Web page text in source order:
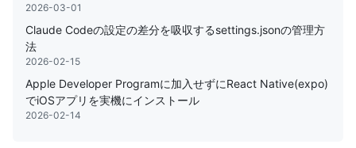
2026-03-01
Claude Codeの設定の差分を吸収するsettings.jsonの管理方
法
2026-02-15
Apple Developer Programに加入せずにReact Native(expo)
でiOSアプリを実機にインストール
2026-02-14